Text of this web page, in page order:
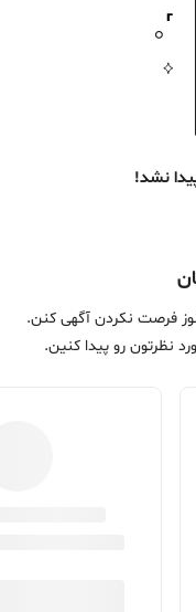
نشد!
فرصت نکردن آگهی کنن.
نظرتون رو پیدا کنین.